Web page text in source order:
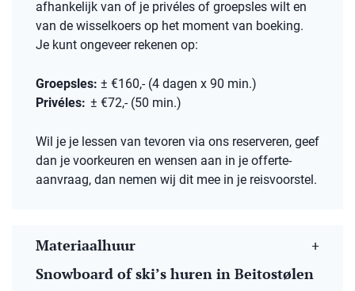
afhankelijk van of je privéles of groepsles wilt en
van de wisselkoers op het moment van boeking.
Je kunt ongeveer rekenen op:
Groepsles: ± €160,- (4 dagen x 90 min.)
Privéles: ± €72,-(50 min.)
Wil je je lessen van tevoren via ons reserveren, geef
dan je voorkeuren en wensen aan in je offerte-
aanvraag, dan nemen wij dit mee in je reisvoorstel.
Materiaalhuur
Snowboard of ski’s huren in Beitostølen